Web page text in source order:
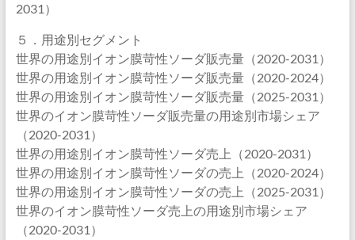
2031）
５．用途別セグメント
世界の用途別イオン膜苛性ソーダ販売量（2020-2031）
世界の用途別イオン膜苛性ソーダ販売量（2020-2024）
世界の用途別イオン膜苛性ソーダ販売量（2025-2031）
世界のイオン膜苛性ソーダ販売量の用途別市場シェア
（2020-2031）
世界の用途別イオン膜苛性ソーダ売上（2020-2031）
世界の用途別イオン膜苛性ソーダの売上（2020-2024）
世界の用途別イオン膜苛性ソーダの売上（2025-2031）
世界のイオン膜苛性ソーダ売上の用途別市場シェア
（2020-2031）